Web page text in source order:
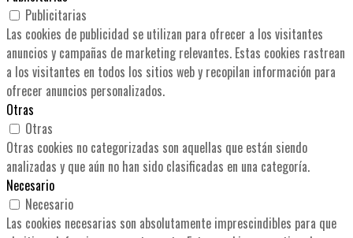
Publicitarias
Las cookies de publicidad se utilizan para ofrecer a los visitantes
anuncios y campañas de marketing relevantes. Estas cookies rastrean
a los visitantes en todos los sitios web y recopilan información para
ofrecer anuncios personalizados.
Otras
Otras
Otras cookies no categorizadas son aquellas que están siendo
analizadas y que aún no han sido clasificadas en una categoría.
Necesario
Necesario
Las cookies necesarias son absolutamente imprescindibles para que